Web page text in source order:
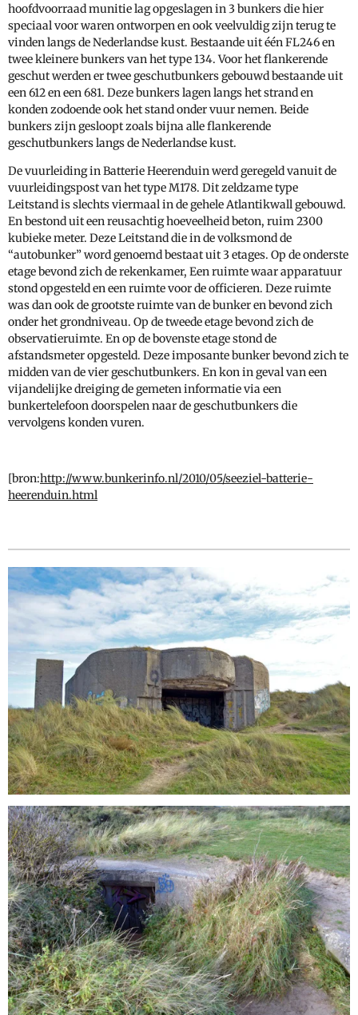
hoofdvoorraad munitie lag opgeslagen in 3 bunkers die hier
speciaal voor waren ontworpen en ook veelvuldig zijn terug te
vinden langs de Nederlandse kust. Bestaande uit één FL246 en
twee kleinere bunkers van het type 134. Voor het flankerende
geschut werden er twee geschutbunkers gebouwd bestaande uit
een 612 en een 681. Deze bunkers lagen langs het strand en
konden zodoende ook het stand onder vuur nemen. Beide
bunkers zijn gesloopt zoals bijna alle flankerende
geschutbunkers langs de Nederlandse kust.
De vuurleiding in Batterie Heerenduin werd geregeld vanuit de
vuurleidingspost van het type M178. Dit zeldzame type
Leitstand is slechts viermaal in de gehele Atlantikwall gebouwd.
En bestond uit een reusachtig hoeveelheid beton, ruim 2300
kubieke meter. Deze Leitstand die in de volksmond de
“autobunker” word genoemd bestaat uit 3 etages. Op de onderste
etage bevond zich de rekenkamer, Een ruimte waar apparatuur
stond opgesteld en een ruimte voor de officieren. Deze ruimte
was dan ook de grootste ruimte van de bunker en bevond zich
onder het grondniveau. Op de tweede etage bevond zich de
observatieruimte. En op de bovenste etage stond de
afstandsmeter opgesteld. Deze imposante bunker bevond zich te
midden van de vier geschutbunkers. En kon in geval van een
vijandelijke dreiging de gemeten informatie via een
bunkertelefoon doorspelen naar de geschutbunkers die
vervolgens konden vuren.
[bron:http://www.bunkerinfo.nl/2010/05/seeziel-batterie-
heerenduin.html